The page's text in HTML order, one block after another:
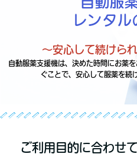
レンタ
～安心して続けら
自動服薬支援機は、決めた時間にお薬
ぐことで、安心して服薬を続
ご利用目的に合わせ